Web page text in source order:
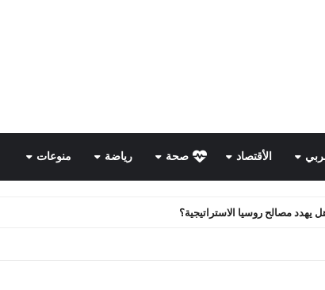
الأقتصاد صحة رياضة منوعات
مصالح روسيا الاستراتيجية؟